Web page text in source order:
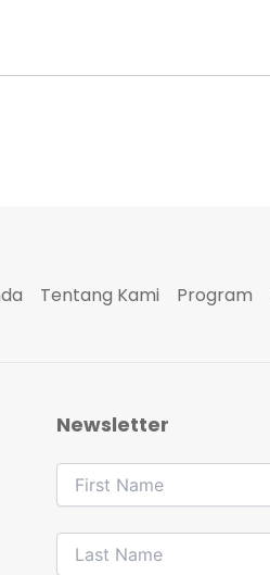
Tentang Kami Program
Newsletter